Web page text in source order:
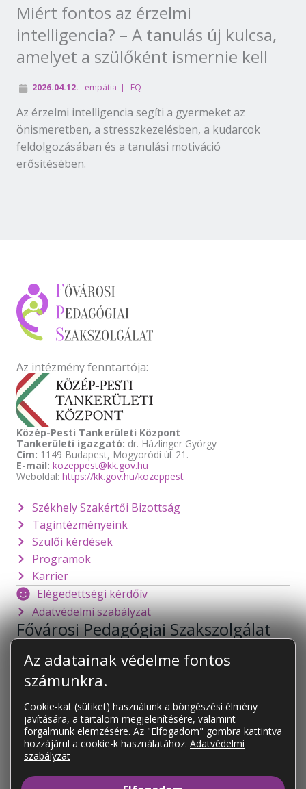
Miért fontos az érzelmi
intelligencia? – A tanulás új kulcsa,
amelyet a szülőként ismernie kell
2026.04.12. empátia EQ
Az érzelmi intelligencia segíti a gyermeket az
önismeretben, a stresszkezelésben, a kudarcok
feldolgozásában és a tanulási motiváció
erősítésében.
Az intézmény fenntartója:
Közép-Pesti Tankerületi Központ
Tankerületi igazgató: dr. Házlinger György
Cím: 1149 Budapest, Mogyoródi út 21.
E-mail: kozeppest@kk.gov.hu
Weboldal: https://kk.gov.hu/kozeppest
Székhely Szakértői Bizottság
Tagintézményeink
Szülői kérdések
Programok
Karrier
Elégedettségi kérdőív
Adatvédelmi szabályzat
Fővárosi Pedagógiai Szakszolgálat
1141 Budapest
Mogyoródi út 128.
foigazgato@fpsz.net
KAPCSOLAT
Tagintézményeink
Tagintézményeink elérhetőségei
Az adatainak védelme fontos
számunkra.
Cookie-kat (sütiket) használunk a böngészési élmény
javítására, a tartalom megjelenítésére, valamint
forgalmunk elemzésére. Az "Elfogadom" gombra kattintva
hozzájárul a cookie-k használatához. Adatvédelmi
szabályzat